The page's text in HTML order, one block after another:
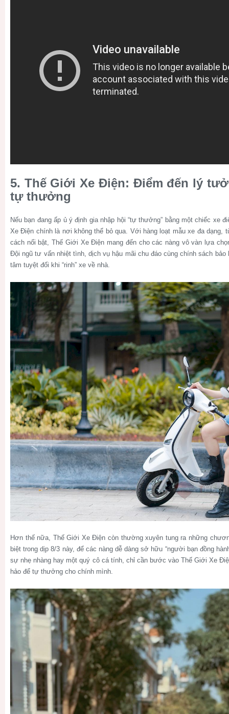
5. Thế Giới Xe Điện: Điểm đến lý
tự thưởng
Nếu bạn đang ấp ủ ý định gia nhập hội “tự thưởng” bằng một chiếc xe
Xe Điện chính là nơi không thể bỏ qua. Với hàng loạt mẫu xe đa dạng,
cách nổi bật, Thế Giới Xe Điện mang đến cho các nàng vô vàn lựa
Đội ngũ tư vấn nhiệt tình, dịch vụ hậu mãi chu đáo cùng chính sách bảo
tâm tuyệt đối khi “rinh” xe về nhà.
Hơn thế nữa, Thế Giới Xe Điện còn thường xuyên tung ra những
biệt trong dịp 8/3 này, để các nàng dễ dàng sở hữu “người bạn đồng
sự nhẹ nhàng hay một quý cô cá tính, chỉ cần bước vào Thế Giới Xe
hảo để tự thưởng cho chính mình.